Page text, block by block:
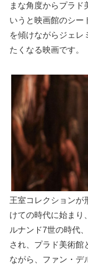
まな角度からプラド
いうと映画館のシー
を傾けながらジェレ
たくなる映画です。
王室コレクションが
けての時代に始まり
ルナンド7世の時代
され、プラド美術館
ながら、ファン・デ